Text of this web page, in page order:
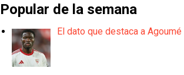
Popular de la semana
El dato que destaca a